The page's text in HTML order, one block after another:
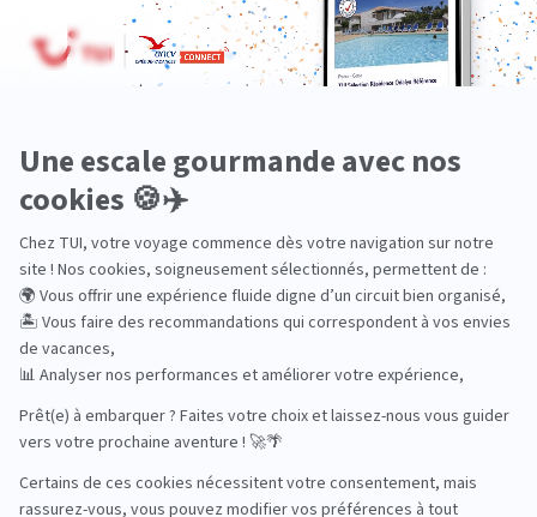
Océanie
Océan Indien
Nos thématiques